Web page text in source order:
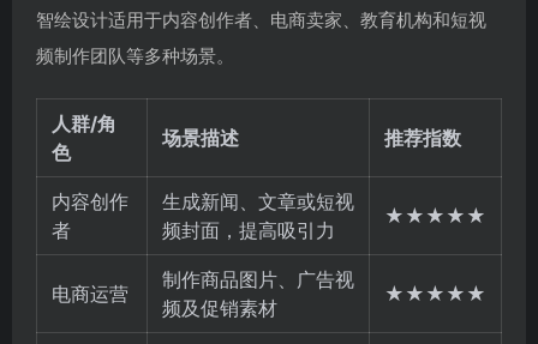
智绘设计适用于内容创作者、电商卖家、教育机构和短视
频制作团队等多种场景。
人群/角
色
场景描述 推荐指数
内容创作
者
生成新闻、文章或短视
频封面，提高吸引力
★★★★★
电商运营
制作商品图片、广告视
频及促销素材
★★★★★